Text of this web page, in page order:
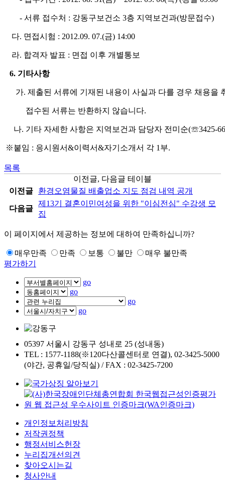
- 서류 접수처 : 강동구보건소 3층 지역보건과(방문접수)
다. 면접시험 : 2012.09. 07.(금) 14:00
라. 합격자 발표 : 면접 이후 개별통보
6. 기타사항
가. 제출된 서류에 기재된 내용이 사실과 다를 경우 채용을
접수된 서류는 반환하지 않습니다.
나. 기타 자세한 사항은 지역보건과 담당자 전미순(☏3425-
※붙임 : 응시원서&이력서&자기소개서 각 1부.
목록
이전글, 다음글 테이블
이전글
환경오염물질 배출업소 지도 점검 내역 공개
다음글
제13기 결혼이민여성을 위한 "이심전심" 수강생 모
집
이 페이지에서 제공하는 정보에 대하여 만족하십니까?
매우만족 만족 보통 불만
매우 불만족
평가하기
go
go
go
go
05397 서울시 강동구 성내로 25 (성내동)
TEL : 1577-1188(※120다산콜센터로 연결), 02-3425-5000
(야간, 공휴일/당직실) / FAX : 02-3425-7200
개인정보처리방침
저작권정책
행정서비스헌장
누리집개선의견
찾아오시는길
청사안내